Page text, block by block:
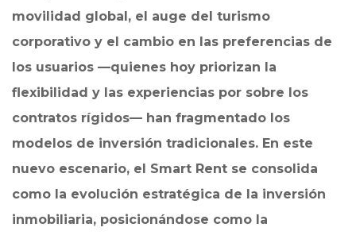
movilidad global, el auge del turismo
corporativo y el cambio en las preferencias de
los usuarios —quienes hoy priorizan la
flexibilidad y las experiencias por sobre los
contratos rígidos— han fragmentado los
modelos de inversión tradicionales. En este
nuevo escenario, el Smart Rent se consolida
como la evolución estratégica de la inversión
inmobiliaria, posicionándose como la